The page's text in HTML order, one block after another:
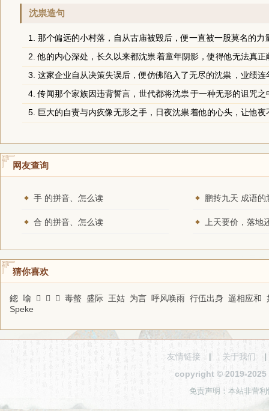
沈祟造句
1. 那个偏远的小村落，自从古庙被毁后，便一直被一股莫名的力
2. 他的内心深处，长久以来都沈祟着童年阴影，使得他无法真正
3. 这家企业自从决策失误后，便仿佛陷入了无尽的沈祟 ，业绩
4. 传闻那个家族因违背誓言，世代都将沈祟于一种无形的诅咒之
5. 巨大的自责与内疚像无形之手，日夜沈祟着他的心头，让他夜
网友查询
手 的拼音、怎么读 鹏抟九天 成语的
合 的拼音、怎么读
猜你喜欢
鍃 喻 𪛍 𣘦 𤐽 毒螫 盛际 王姑 为言 呼风唤雨 行伍出身 遥相应和
Speke
友情链接 | 关于我们
copyright © 2019-2025
免责声明：本站非营